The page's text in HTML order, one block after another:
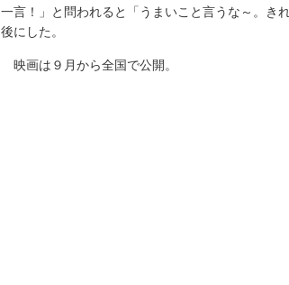
一言！」と問われると「うまいこと言うな～。き
後にした。
映画は９月から全国で公開。